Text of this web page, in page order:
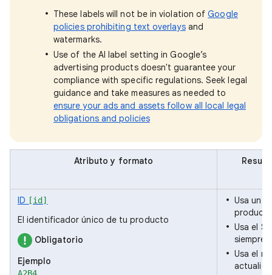
These labels will not be in violation ofGoogle
policies prohibiting text overlaysand
watermarks.
Use of the AI label setting in Google’s
advertising products doesn't guarantee your
compliance with specific regulations. Seek legal
guidance and take measures as needed to
ensure your ads and assets follow all local legal
obligations and policies
Atributo y formato
ID [id]
El identificador único de tu producto
Obligatorio
Ejemplo
Usa un
Usa el
siempre
Usa el